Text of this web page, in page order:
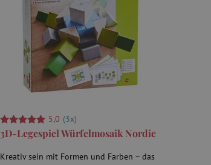
5,0 (3x)
3D-Legespiel Würfelmosaik Nordic
Kreativ sein mit Formen und Farben – das